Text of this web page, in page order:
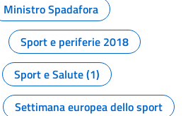
Ministro Spadafora
Sport e periferie 2018
Sport e Salute (1)
Settimana europea dello sport